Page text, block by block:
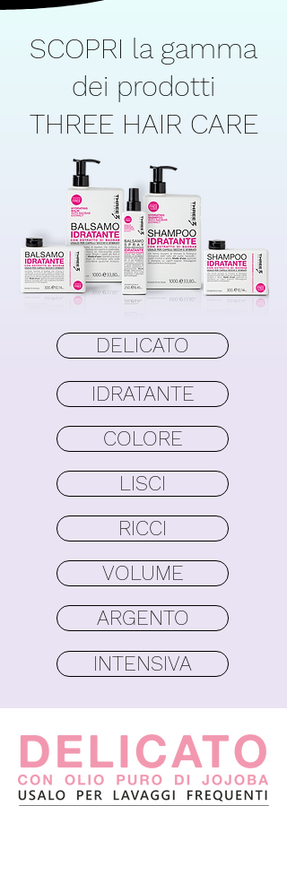
SCOPRI la gamma
dei prodotti
THREE HAIR CARE
DELICATO
IDRATANTE
COLORE
LISCI
RICCI
VOLUME
ARGENTO
INTENSIVA